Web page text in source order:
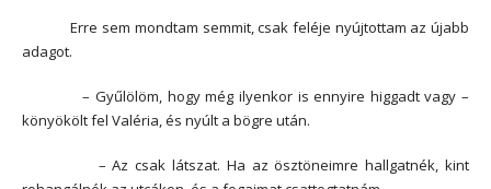
Erre sem mondtam semmit, csak feléje nyújtottam az újabb
adagot.
– Gyűlölöm, hogy még ilyenkor is ennyire higgadt vagy –
könyökölt fel Valéria, és nyúlt a bögre után.
– Az csak látszat. Ha az ösztöneimre hallgatnék, kint